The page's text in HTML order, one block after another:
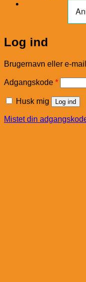
Log ind
Brugernavn eller e-
Adgangskode *
Husk mig Log ind
Mistet din